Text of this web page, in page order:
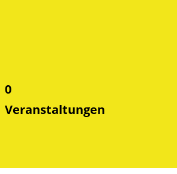
0
Veranstaltungen